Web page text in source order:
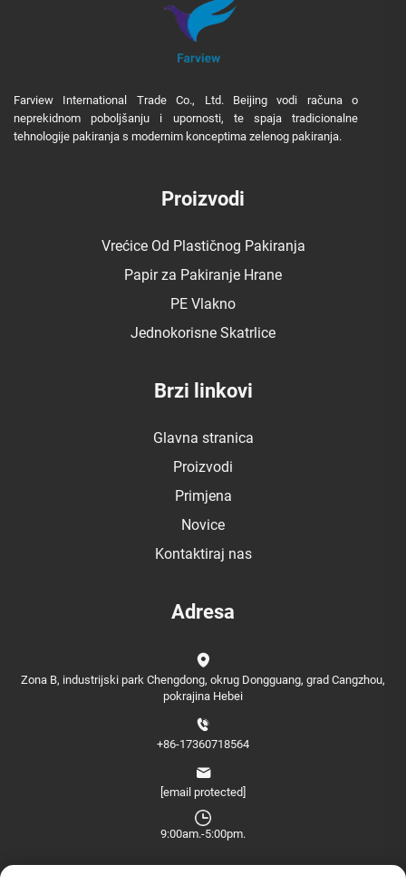
Farview International Trade Co., Ltd. Beijing vodi računa o
neprekidnom poboljšanju i upornosti, te spaja tradicionalne
tehnologije pakiranja s modernim konceptima zelenog pakiranja.
Proizvodi
Vrećice Od Plastičnog Pakiranja
Papir za Pakiranje Hrane
PE Vlakno
Jednokorisne Skatrlice
Brzi linkovi
Glavna stranica
Proizvodi
Primjena
Novice
Kontaktiraj nas
Adresa
Zona B, industrijski park Chengdong, okrug Dongguang, grad Cangzhou,
pokrajina Hebei
+86-17360718564
[email protected]
9:00am.-5:00pm.